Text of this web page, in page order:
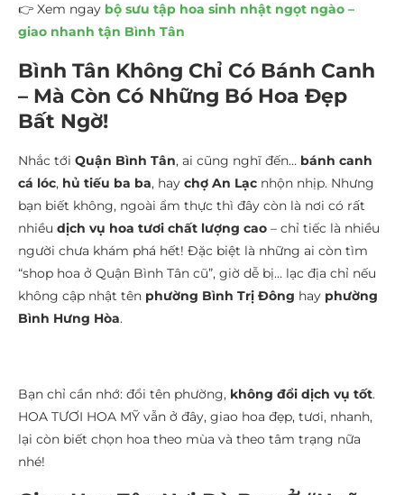
👉 Xem ngay bộ sưu tập hoa sinh nhật ngọt ngào –
giao nhanh tận Bình Tân
Bình Tân Không Chỉ Có Bánh Canh
– Mà Còn Có Những Bó Hoa Đẹp
Bất Ngờ!
Nhắc tới Quận Bình Tân, ai cũng nghĩ đến… bánh canh
cá lóc, hủ tiếu ba ba, hay chợ An Lạc nhộn nhịp. Nhưng
bạn biết không, ngoài ẩm thực thì đây còn là nơi có rất
nhiều dịch vụ hoa tươi chất lượng cao – chỉ tiếc là nhiều
người chưa khám phá hết! Đặc biệt là những ai còn tìm
“shop hoa ở Quận Bình Tân cũ”, giờ dễ bị… lạc địa chỉ nếu
không cập nhật tên phường Bình Trị Đông hay phường
Bình Hưng Hòa.
Bạn chỉ cần nhớ: đổi tên phường, không đổi dịch vụ tốt.
HOA TƯƠI HOA MỸ vẫn ở đây, giao hoa đẹp, tươi, nhanh,
lại còn biết chọn hoa theo mùa và theo tâm trạng nữa
nhé!